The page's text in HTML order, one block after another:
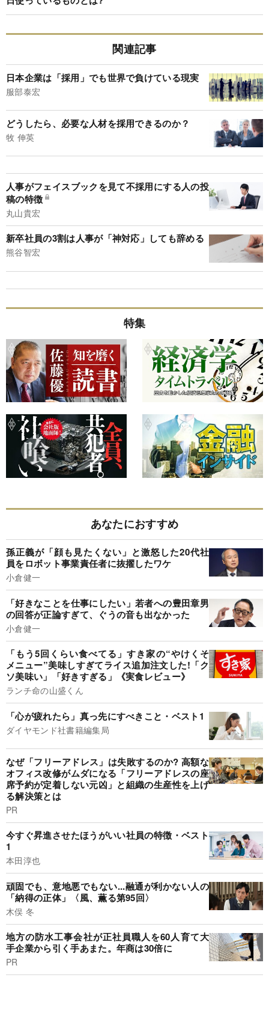
関連記事
日本企業は「採用」でも世界で負けている現実
服部泰宏
どうしたら、必要な人材を採用できるのか？
牧 伸英
人事がフェイスブックを見て不採用にする人の投
稿の特徴
丸山貴宏
新卒社員の3割は人事が「神対応」しても辞める
熊谷智宏
特集
あなたにおすすめ
孫正義が「顔も見たくない」と激怒した20代社
員をロボット事業責任者に抜擢したワケ
小倉健一
「好きなことを仕事にしたい」若者への豊田章男
の回答が正論すぎて、ぐうの音も出なかった
小倉健一
「もう5回くらい食べてる」すき家の“やけくそ
メニュー”美味しすぎてライス追加注文した!「ク
ソ美味い」「好きすぎる」《実食レビュー》
ランチ命の山盛くん
「心が疲れたら」真っ先にすべきこと・ベスト1
ダイヤモンド社書籍編集局
なぜ「フリーアドレス」は失敗するのか? 高額な
オフィス改修がムダになる「フリーアドレスの座
席予約が定着しない元凶」と組織の生産性を上げ
る解決策とは
PR
今すぐ昇進させたほうがいい社員の特徴・ベスト
1
本田淳也
頑固でも、意地悪でもない...融通が利かない人の
「納得の正体」〈風、薫る第95回〉
木俣 冬
地方の防水工事会社が正社員職人を60人育て大
手企業から引く手あまた。年商は30倍に
PR